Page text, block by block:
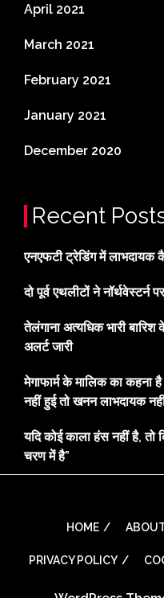
April 2021
March 2021
February 2021
January 2021
December 2020
Recent
एनएफटी ट्रेडिंग में लाभदायक
दो पूर्व एथलीटों ने नॉर्थवेस्टर्न
तेलंगाना अत्यधिक भारी
अलर्ट जारी
मेगाफार्म के मालिक का कहना
नहीं हुई तो खनन लाभदायक
यदि कोई काला हंस नहीं है,
चरण में है”
HOME
PRIVACY POLICY